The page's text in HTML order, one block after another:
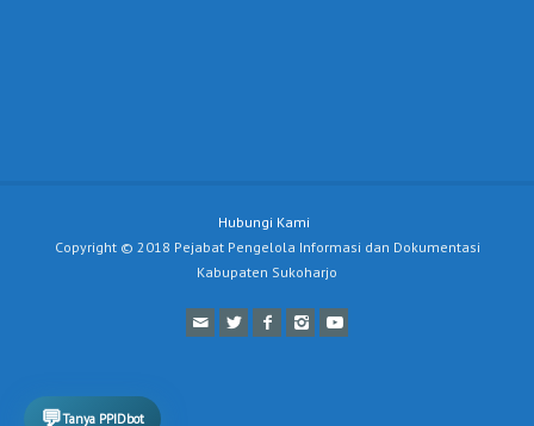
💬Tanya PPIDbot
Hubungi Kami
Copyright © 2018 Pejabat Pengelola Informasi dan Dokumentasi
Kabupaten Sukoharjo